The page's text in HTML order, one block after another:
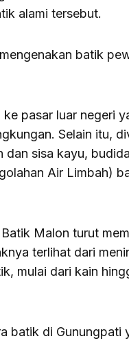
alami tersebut.
batik
pasar luar negeri
Selain itu,
sisa kayu,
Air Limbah)
Malon turut
terlihat dari
mulai dari kain
batik di Gunungpati